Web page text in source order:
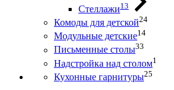
Стеллажи13
Комоды для детской24
Модульные детские14
Письменные столы33
Надстройка над столом1
Кухонные гарнитуры25